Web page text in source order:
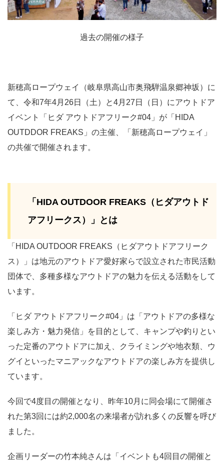
過去の開催の様子
新穂高ロープウェイ（岐阜県高山市奥飛騨温泉郷神坂）に
て、令和7年4月26日（土）と4月27日（日）にアウトドア
イベント「ヒダ アウトドアフリーク#04」が「HIDA
OUTDDOR FREAKS」の主催、「新穂高ロープウェイ」
の共催で開催されます。
「HIDA OUTDOOR FREAKS（ヒダアウトド
アフリークス）」とは
「HIDA OUTDOOR FREAKS（ヒダアウトドアフリーク
ス）」は地元のアウトドア愛好家らで設立された市民活動
団体で、多種多様なアウトドアの魅力を伝える活動をして
います。
「ヒダ アウトドアフリーク#04」は「アウトドアの多様な
楽しみ方・魅力発信」を目的として、キャンプや釣りとい
った定番のアウトドアに加え、クライミングや地衣類、ウ
グイといったマニアックなアウトドアの楽しみ方を提供し
ています。
今回で4度目の開催となり、昨年10月に同会場にて開催さ
れた第3回には約2,000名の来場者が訪れ多くの反響を呼び
ました。
企画リーダーの竹本純さんは「イベントも4回目の開催と